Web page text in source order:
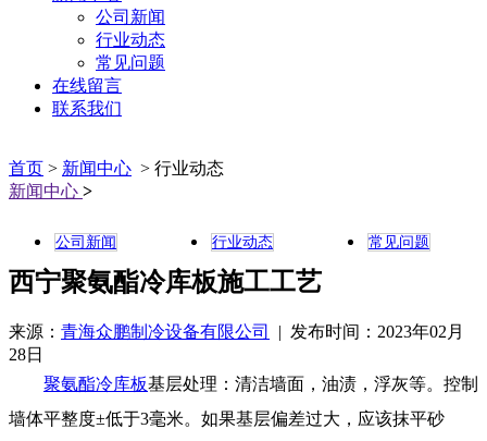
公司新闻
行业动态
常见问题
在线留言
联系我们
首页 > 新闻中心 > 行业动态
新闻中心 >
公司新闻 行业动态 常见问题
西宁聚氨酯冷库板施工工艺
来源： 青海众鹏制冷设备有限公司
| 发布时间：2023年02月
28日
聚氨酯冷库板基层处理：清洁墙面，油渍，浮灰等。控制
墙体平整度±低于3毫米。如果基层偏差过大，应该抹平砂